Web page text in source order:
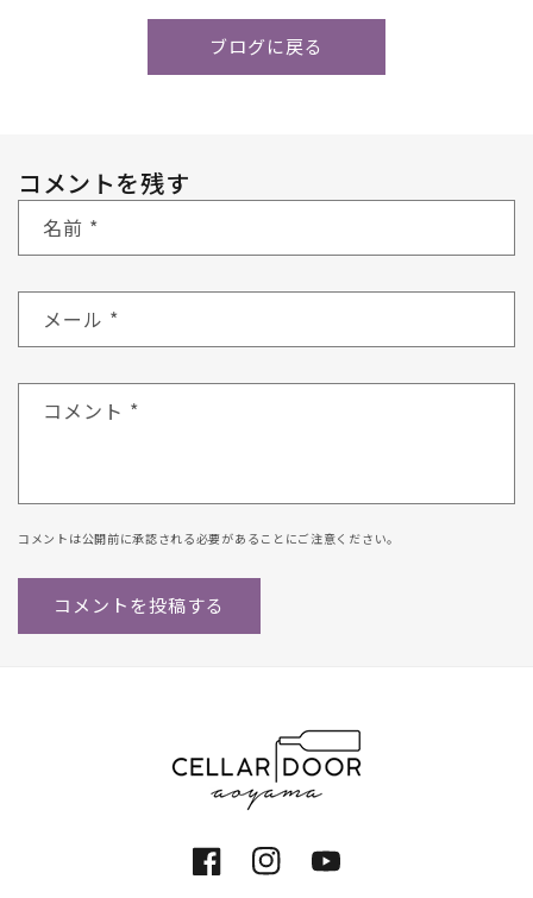
ブログに戻る
コメントを残す
名前 *
メール *
コメント *
コメントは公開前に承認される必要があることにご注意ください。
FacebookInstagramYouTube